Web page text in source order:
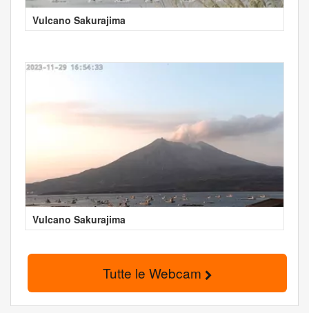
Vulcano Sakurajima
Vulcano Sakurajima
Tutte le Webcam